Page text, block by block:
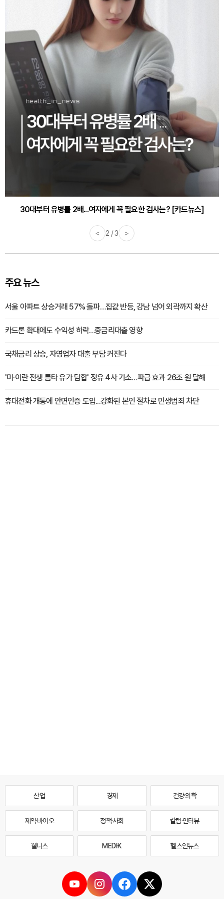
30대부터 유병률 2배...여자에게 꼭 필요한 검사는? [카드뉴스]
감기·독감 예방하고 면역력 높이는 4가지 영양제 [카드뉴스]
< 2 / 3 >
주요 뉴스
서울 아파트 상승거래 57% 돌파…집값 반등, 강남 넘어 외곽까지 확산
카드론 확대에도 수익성 하락…중금리대출 영향
국채금리 상승, 자영업자 대출 부담 커진다
'미·이란 전쟁 틈타 유가 담합' 정유 4사 기소…파급 효과 26조 원 달해
휴대전화 개통에 안면인증 도입...강화된 본인 절차로 민생범죄 차단
산업 경제 건강·의학
제약·바이오 정책·사회 칼럼·인터뷰
웰니스 MEDI·K 헬스인뉴스